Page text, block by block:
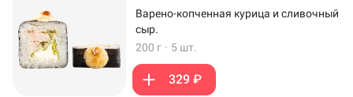
Варено-копченная курица и сливочный
сыр.
200 г · 5 шт.
329 ₽